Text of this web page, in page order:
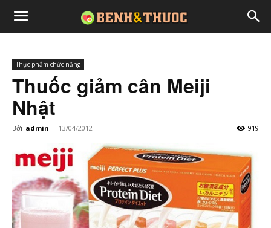
Thực phẩm chức năng
Thuốc giảm cân Meiji
Nhật
Bởi admin - 13/04/2012 919